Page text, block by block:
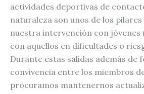
actividades deportivas de
naturaleza son unos de los
nuestra intervención con jóvenes
con aquellos en dificultades o
Durante estas salidas además de
convivencia entre los miembros
procuramos mantenernos